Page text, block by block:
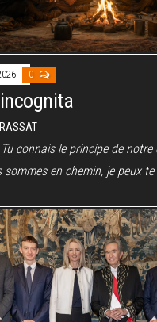
0
connais le principe de
sommes en chemin, je peux